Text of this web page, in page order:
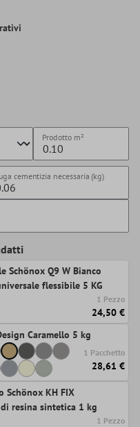
Prodotto m²
cementizia necessaria (kg)
Schönox Q9 W Bianco
flessibile 5 KG
1 Pezzo
24,50 €
Caramello 5 kg
1 Pacchetto
28,61 €
Schönox KH FIX
resina sintetica 1 kg
1 Pezzo